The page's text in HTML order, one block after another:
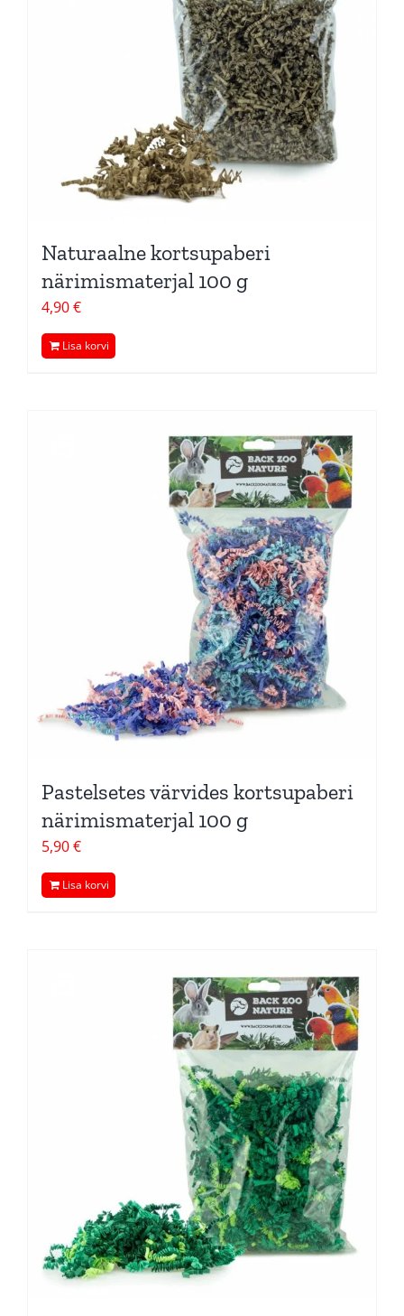
Naturaalne kortsupaberi
närimismaterjal 100 g
4,90€
Lisa korvi
Pastelsetes värvides kortsupaberi
närimismaterjal 100 g
5,90€
Lisa korvi